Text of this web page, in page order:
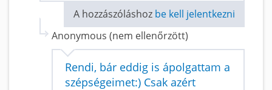
A hozzászóláshoz be kell jelentkezni
Anonymous (nem ellenőrzött)
Rendi, bár eddig is ápolgattam a
szépségeimet:) Csak azért